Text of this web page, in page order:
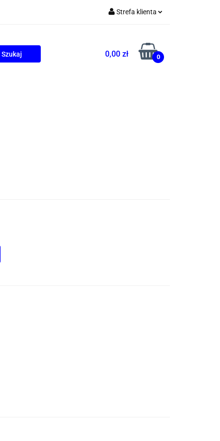
Strefa klienta
Zarejestruj się
0,00 zł 0